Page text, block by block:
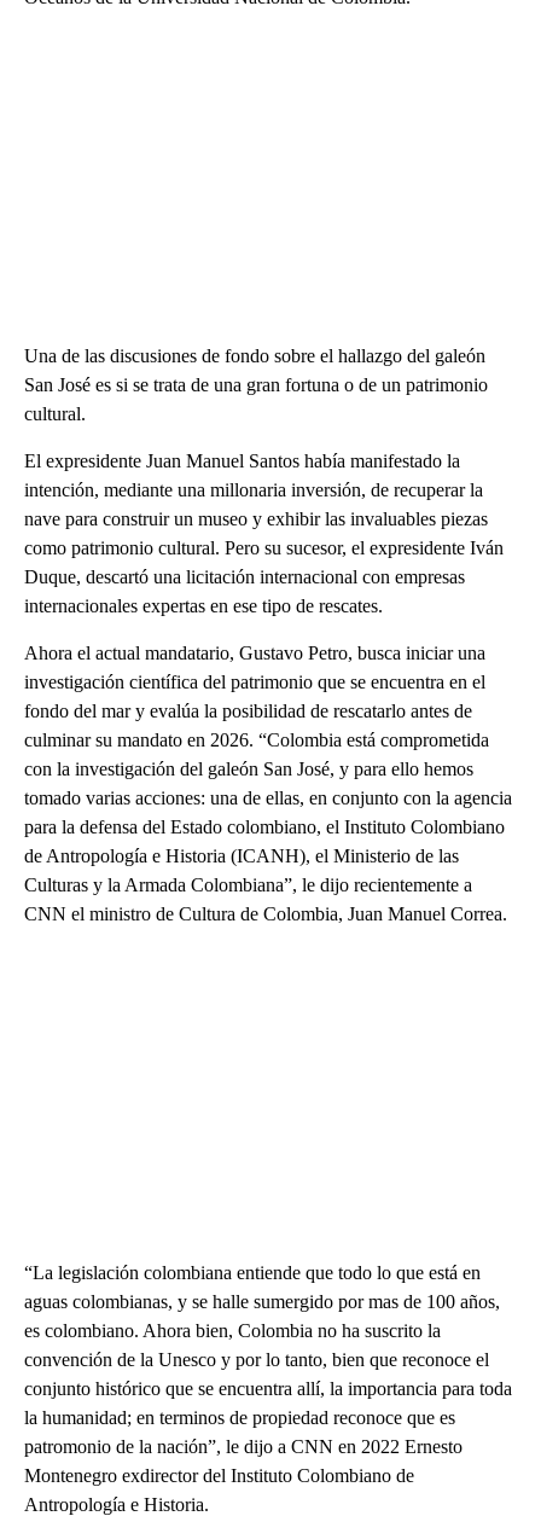
Una de las discusiones de fondo sobre el hallazgo del galeón
San José es si se trata de una gran fortuna o de un patrimonio
cultural.
El expresidente Juan Manuel Santos había manifestado la
intención, mediante una millonaria inversión, de recuperar la
nave para construir un museo y exhibir las invaluables piezas
como patrimonio cultural. Pero su sucesor, el expresidente Iván
Duque, descartó una licitación internacional con empresas
internacionales expertas en ese tipo de rescates.
Ahora el actual mandatario, Gustavo Petro, busca iniciar una
investigación científica del patrimonio que se encuentra en el
fondo del mar y evalúa la posibilidad de rescatarlo antes de
culminar su mandato en 2026. “Colombia está comprometida
con la investigación del galeón San José, y para ello hemos
tomado varias acciones: una de ellas, en conjunto con la agencia
para la defensa del Estado colombiano, el Instituto Colombiano
de Antropología e Historia (ICANH), el Ministerio de las
Culturas y la Armada Colombiana”, le dijo recientemente a
CNN el ministro de Cultura de Colombia, Juan Manuel Correa.
“La legislación colombiana entiende que todo lo que está en
aguas colombianas, y se halle sumergido por mas de 100 años,
es colombiano. Ahora bien, Colombia no ha suscrito la
convención de la Unesco y por lo tanto, bien que reconoce el
conjunto histórico que se encuentra allí, la importancia para toda
la humanidad; en terminos de propiedad reconoce que es
patromonio de la nación”, le dijo a CNN en 2022 Ernesto
Montenegro exdirector del Instituto Colombiano de
Antropología e Historia.